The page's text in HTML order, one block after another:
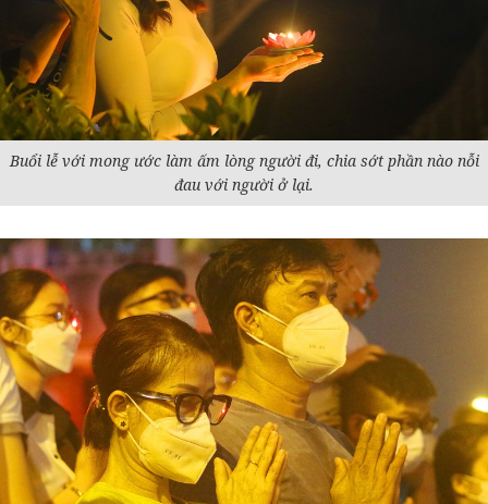
Buổi lễ với mong ước làm ấm lòng người đi, chia sớt phần nào nỗi
đau với người ở lại.